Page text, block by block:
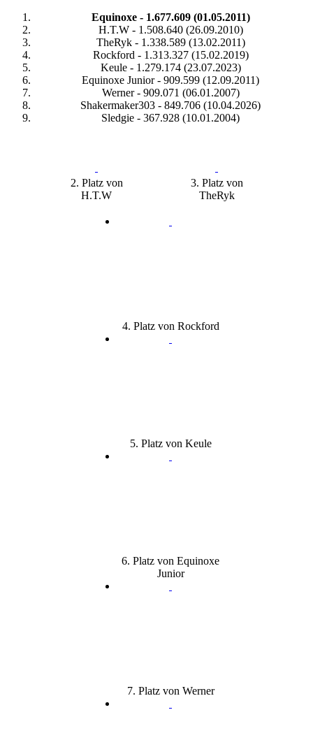
Equinoxe - 1.677.609 (01.05.2011)
H.T.W - 1.508.640 (26.09.2010)
TheRyk - 1.338.589 (13.02.2011)
Rockford - 1.313.327 (15.02.2019)
Keule - 1.279.174 (23.07.2023)
Equinoxe Junior - 909.599 (12.09.2011)
Werner - 909.071 (06.01.2007)
Shakermaker303 - 849.706 (10.04.2026)
Sledgie - 367.928 (10.01.2004)
2. Platz von
H.T.W
3. Platz von
TheRyk
4. Platz von Rockford
5. Platz von Keule
6. Platz von Equinoxe
Junior
7. Platz von Werner